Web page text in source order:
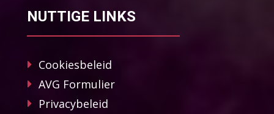
NUTTIGE LINKS
Cookiesbeleid
AVG Formulier
Privacybeleid